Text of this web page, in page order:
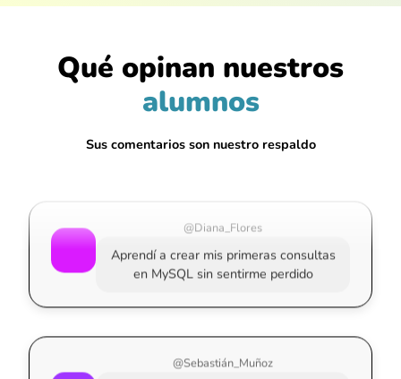
Qué opinan nuestros
alumnos
Sus comentarios son nuestro respaldo
Curso muy completo pero fácil de seguir,
incluso si nunca tocaste una base de
datos
Aprendí a crear mis primeras consultas
en MySQL sin sentirme perdido
@Sebastián_Muñoz
Al fin entendí cómo estructurar una base